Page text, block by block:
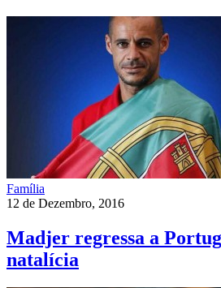
Família
12 de Dezembro, 2016
Madjer regressa a
natalícia